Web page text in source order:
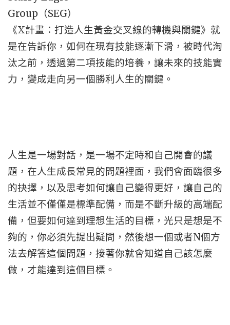
《X計畫：打造人生黃金交叉線的轉機與關鍵》就
是在告訴你，如何在現有技能逐漸下滑，被時代淘
汰之前，透過第二項技能的培養，讓未來的技能實
力，變成走向另一個勝利人生的關鍵。
人生是一場對話，是一場不定時和自己開會的議
題，在人生成長常見的問題裡面，我們會面臨很多
的抉擇，以及思考如何讓自己變得更好，讓自己的
生活並不僅僅是標準配備，而是不斷升級的高端配
備，但要如何達到理想生活的目標，光只是想是不
夠的，你必須先提出疑問，然後想一個或者N個方
法去解答這個問題，接著你就會知道自己該怎麼
做，才能達到這個目標。